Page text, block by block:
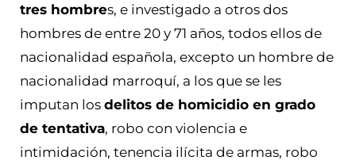
tres hombres, e investigado a otros dos
hombres de entre 20 y 71 años, todos ellos de
nacionalidad española, excepto un hombre de
nacionalidad marroquí, a los que se les
imputan los delitos de homicidio en grado
de tentativa, robo con violencia e
intimidación, tenencia ilícita de armas, robo